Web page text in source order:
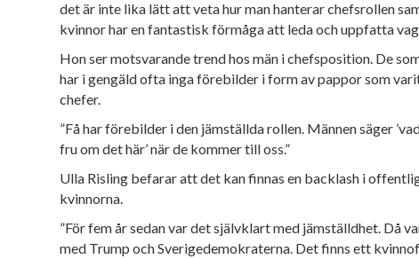
detär inte lika lätt att veta hur man hanterarchefsrollen
kvinnor har en fantastisk förmåga att leda ochuppfatta
Hon ser motsvarande trend hos män i chefsposition. De
har i gengäld ofta inga förebilder i form avpappor som
chefer.
”Få har förebilder i den jämställda rollen. Männen säger
fru om det här’ när de kommer till oss.”
Ulla Risling befarar att det kan finnas en backlash i
kvinnorna.
”För fem år sedan var det självklart med jämställdhet. Då
med Trump och Sverigedemokraterna. Detfinns ett